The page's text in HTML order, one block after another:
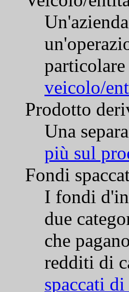
veicolo/
Prodotto
Una
più sul
Fondi
I fondi
due
che
redditi di
spaccati